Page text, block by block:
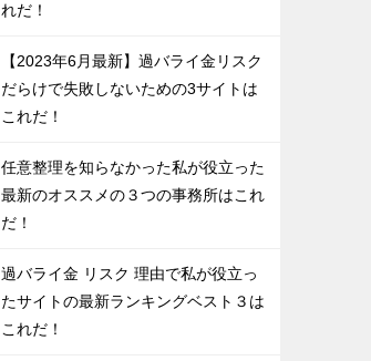
れだ！
【2023年6月最新】過バライ金リスク
だらけで失敗しないための3サイトは
これだ！
任意整理を知らなかった私が役立った
最新のオススメの３つの事務所はこれ
だ！
過バライ金 リスク 理由で私が役立っ
たサイトの最新ランキングベスト３は
これだ！